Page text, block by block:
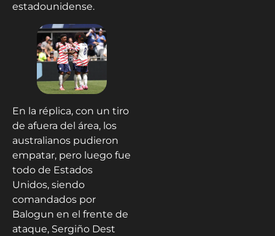
estadounidense.
En la réplica, con un tiro
de afuera del área, los
australianos pudieron
empatar, pero luego fue
todo de Estados
Unidos, siendo
comandados por
Balogun en el frente de
ataque, Sergiño Dest